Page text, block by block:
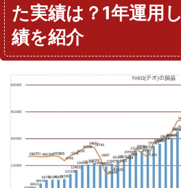
た実績は？1年運用
績を紹介